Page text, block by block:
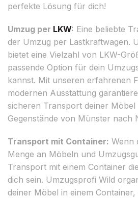
perfekte Lösung für dich!
Umzug per LKW: Eine beliebte
der Umzug per Lastkraftwagen.
bietet eine Vielzahl von LKW-
passende Option für dein
kannst. Mit unseren erfahrenen
modernen Ausstattung
sicheren Transport deiner
Gegenstände von Münster nach
Transport mit Container: Wenn
Menge an Möbeln und
Transport mit einem Container
dich sein. Umzugsprofi Wild
deiner Möbel in einem